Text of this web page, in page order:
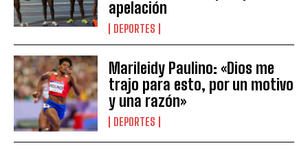
apelación
DEPORTES
Marileidy Paulino: «Dios me
trajo para esto, por un motivo
y una razón»
DEPORTES